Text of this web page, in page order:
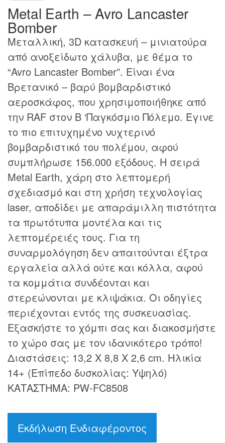
Metal Earth – Avro Lancaster
Bomber
Mεταλλική, 3D κατασκευή – μινιατούρα
από ανοξείδωτο χάλυβα, με θέμα το
“Avro Lancaster Bomber”. Είναι ένα
Βρετανικό – βαρύ βομβαρδιστικό
αεροσκάφος, που χρησιμοποιήθηκε από
την RAF στον Β ‘Παγκόσμιο Πόλεμο. Έγινε
το πιο επιτυχημένο νυχτερινό
βομβαρδιστικό του πολέμου, αφού
συμπλήρωσε 156.000 εξόδους. Η σειρά
Metal Earth, χάρη στο λεπτομερή
σχεδιασμό και στη χρήση τεχνολογίας
laser, αποδίδει με απαράμιλλη πιστότητα
τα πρωτότυπα μοντέλα και τις
λεπτομέρειές τους. Για τη
συναρμολόγηση δεν απαιτούνται έξτρα
εργαλεία αλλά ούτε και κόλλα, αφού
τα κομμάτια συνδέονται και
στερεώνονται με κλιψάκια. Οι οδηγίες
περιέχονται εντός της συσκευασίας.
Εξασκήστε το χόμπι σας και διακοσμήστε
το χώρο σας με τον ιδανικότερο τρόπο!
Διαστάσεις: 13,2 Χ 8,8 Χ 2,6 cm. Ηλικία
14+ (Επίπεδο δυσκολίας: Υψηλό)
ΚΑΤΑΣΤΗΜΑ: PW-FC8508
Εκδήλωση Ενδιαφέροντος